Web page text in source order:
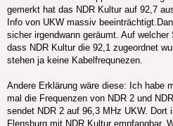
gemerkt hat das NDR Kultur auf 92,7
Info von UKW massiv
sicher irgendwann geräumt. Auf
dass NDR Kultur die 92,1 zugeordnet
stehen ja keine Kabelfrequnezen.
Andere Erklärung wäre diese: Ich habe
mal die Frequenzen von NDR 2 und
sendet NDR 2 auf 96,3 MHz UKW. Dort
Flensburg mit NDR Kultur empfangbar.